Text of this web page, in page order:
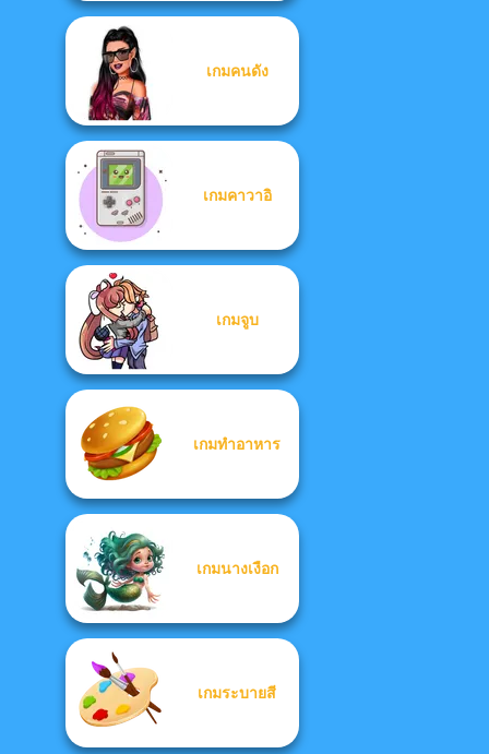
เกมคนดัง
เกมคาวาอิ
เกมจูบ
เกมทำอาหาร
เกมนางเงือก
เกมระบายสี